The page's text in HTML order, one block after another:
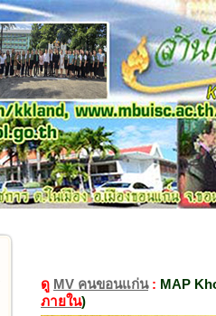
ดู MV คนขอนแก่น: MAP
ภายใน)